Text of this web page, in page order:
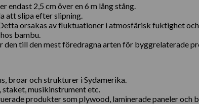
endast 2,5 cm över en 6 m lång stång.
att slipa efter slipning.
orsakas av fluktuationer i atmosfärisk fuktighet
bambu.
till den mest föredragna arten för byggrelaterade
broar och strukturer i Sydamerika.
musikinstrument etc.
produkter som plywood, laminerade paneler och